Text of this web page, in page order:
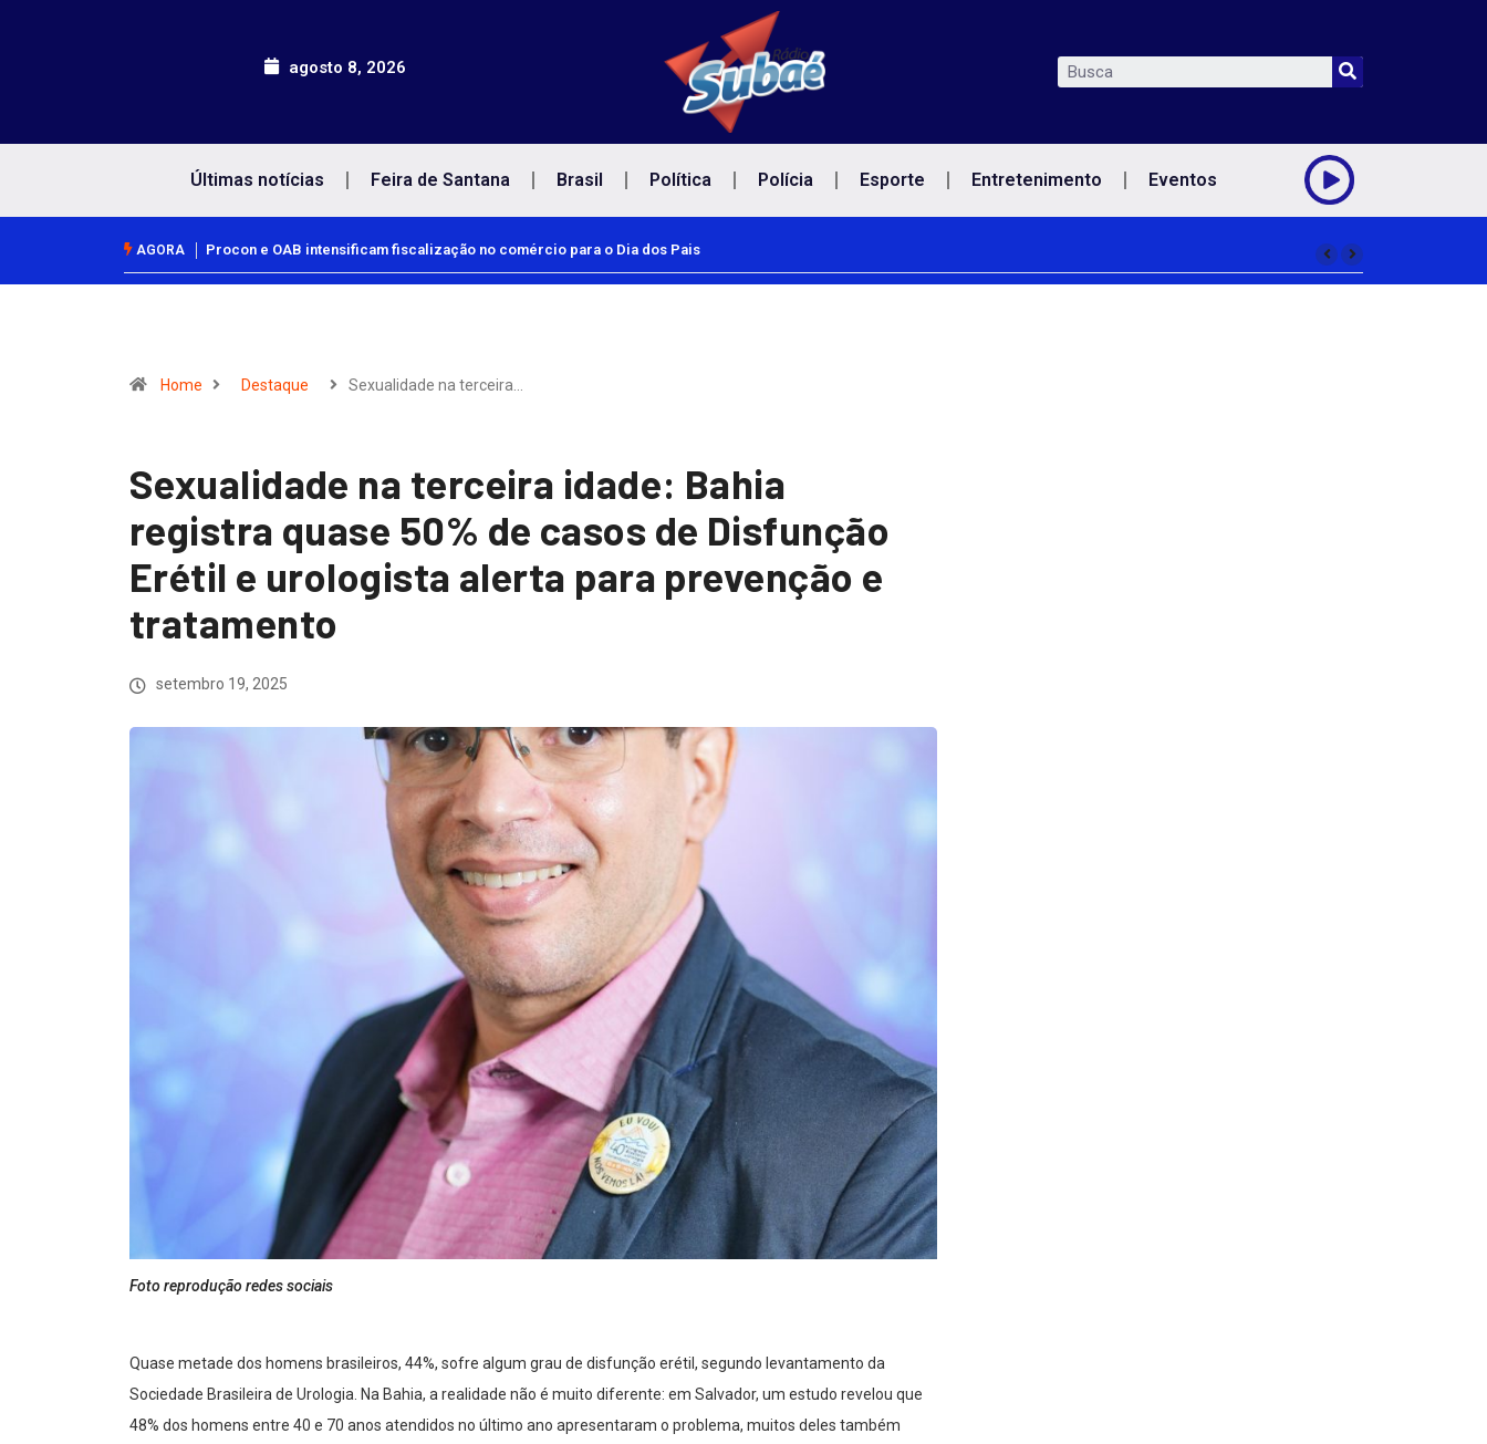
agosto 8, 2026
Últimas notícias Feira de Santana Brasil Política Polícia Esporte Entretenimento Eventos
AGORA
Procon e OAB intensificam fiscalização no comércio para o Dia dos PaisEmpresas devem facilitar vacinação de trabalhadores contra o sarampo
Home Destaque Sexualidade na terceira…
Sexualidade na terceira idade: Bahia
registra quase 50% de casos de Disfunção
Erétil e urologista alerta para prevenção e
tratamento
setembro 19, 2025
Foto reprodução redes sociais
Quase metade dos homens brasileiros, 44%, sofre algum grau de disfunção erétil, segundo levantamento da
Sociedade Brasileira de Urologia. Na Bahia, a realidade não é muito diferente: em Salvador, um estudo revelou que
48% dos homens entre 40 e 70 anos atendidos no último ano apresentaram o problema, muitos deles também